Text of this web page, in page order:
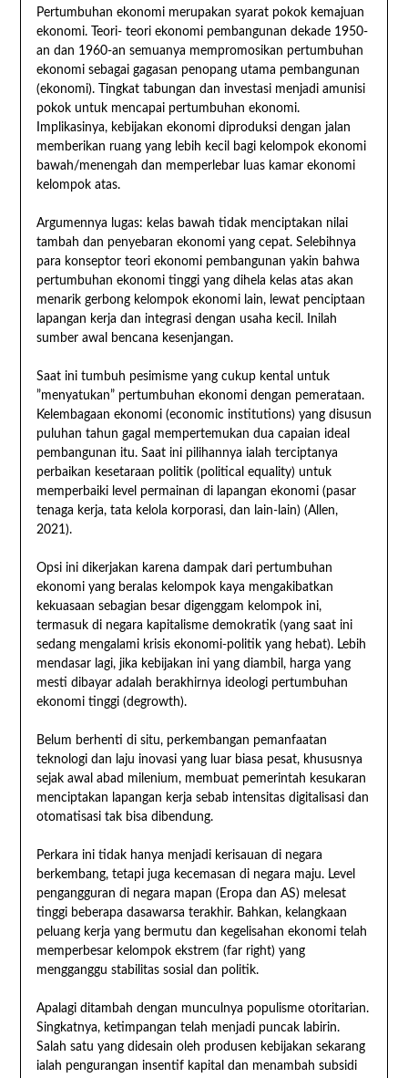
Pertumbuhan ekonomi merupakan syarat pokok kemajuan
ekonomi. Teori- teori ekonomi pembangunan dekade 1950-
an dan 1960-an semuanya mempromosikan pertumbuhan
ekonomi sebagai gagasan penopang utama pembangunan
(ekonomi). Tingkat tabungan dan investasi menjadi amunisi
pokok untuk mencapai pertumbuhan ekonomi.
Implikasinya, kebijakan ekonomi diproduksi dengan jalan
memberikan ruang yang lebih kecil bagi kelompok ekonomi
bawah/menengah dan memperlebar luas kamar ekonomi
kelompok atas.
Argumennya lugas: kelas bawah tidak menciptakan nilai
tambah dan penyebaran ekonomi yang cepat. Selebihnya
para konseptor teori ekonomi pembangunan yakin bahwa
pertumbuhan ekonomi tinggi yang dihela kelas atas akan
menarik gerbong kelompok ekonomi lain, lewat penciptaan
lapangan kerja dan integrasi dengan usaha kecil. Inilah
sumber awal bencana kesenjangan.
Saat ini tumbuh pesimisme yang cukup kental untuk
”menyatukan” pertumbuhan ekonomi dengan pemerataan.
Kelembagaan ekonomi (economic institutions) yang disusun
puluhan tahun gagal mempertemukan dua capaian ideal
pembangunan itu. Saat ini pilihannya ialah terciptanya
perbaikan kesetaraan politik (political equality) untuk
memperbaiki level permainan di lapangan ekonomi (pasar
tenaga kerja, tata kelola korporasi, dan lain-lain) (Allen,
2021).
Opsi ini dikerjakan karena dampak dari pertumbuhan
ekonomi yang beralas kelompok kaya mengakibatkan
kekuasaan sebagian besar digenggam kelompok ini,
termasuk di negara kapitalisme demokratik (yang saat ini
sedang mengalami krisis ekonomi-politik yang hebat). Lebih
mendasar lagi, jika kebijakan ini yang diambil, harga yang
mesti dibayar adalah berakhirnya ideologi pertumbuhan
ekonomi tinggi (degrowth).
Belum berhenti di situ, perkembangan pemanfaatan
teknologi dan laju inovasi yang luar biasa pesat, khususnya
sejak awal abad milenium, membuat pemerintah kesukaran
menciptakan lapangan kerja sebab intensitas digitalisasi dan
otomatisasi tak bisa dibendung.
Perkara ini tidak hanya menjadi kerisauan di negara
berkembang, tetapi juga kecemasan di negara maju. Level
pengangguran di negara mapan (Eropa dan AS) melesat
tinggi beberapa dasawarsa terakhir. Bahkan, kelangkaan
peluang kerja yang bermutu dan kegelisahan ekonomi telah
memperbesar kelompok ekstrem (far right) yang
mengganggu stabilitas sosial dan politik.
Apalagi ditambah dengan munculnya populisme otoritarian.
Singkatnya, ketimpangan telah menjadi puncak labirin.
Salah satu yang didesain oleh produsen kebijakan sekarang
ialah pengurangan insentif kapital dan menambah subsidi